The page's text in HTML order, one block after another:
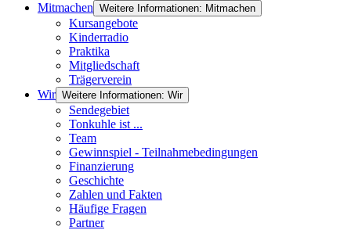
Mitmachen Weitere Informationen: Mitmachen
Kursangebote
Kinderradio
Praktika
Mitgliedschaft
Trägerverein
Wir Weitere Informationen: Wir
Sendegebiet
Tonkuhle ist ...
Team
Gewinnspiel - Teilnahmebedingungen
Finanzierung
Geschichte
Zahlen und Fakten
Häufige Fragen
Partner